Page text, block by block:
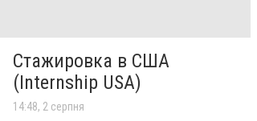
Стажировка в США
(Internship USA)
14:48, 2 серпня